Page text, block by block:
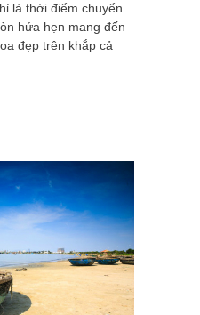
là thời điểm chuyển
hứa hẹn mang đến
đẹp trên khắp cả